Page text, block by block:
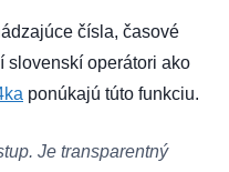
čísla, časové
slovenskí operátori ako
ponúkajú túto funkciu.
Je transparentný